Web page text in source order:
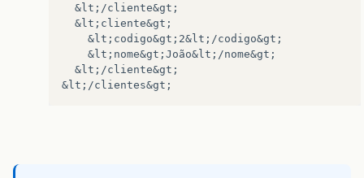
  &lt;/cliente&gt;
  &lt;cliente&gt;
    &lt;codigo&gt;2&lt;/codigo&gt;
    &lt;nome&gt;João&lt;/nome&gt;
  &lt;/cliente&gt;